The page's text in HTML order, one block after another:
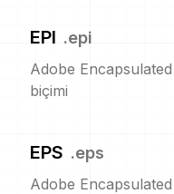
EPI .epi
Adobe
biçimi
EPS .eps
Adobe